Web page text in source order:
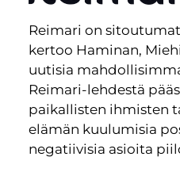
Reimari on
kertoo Haminan,
uutisia
Reimari-lehdestä
paikallisten ihmisten
elämän kuulumisia
negatiivisia asioita